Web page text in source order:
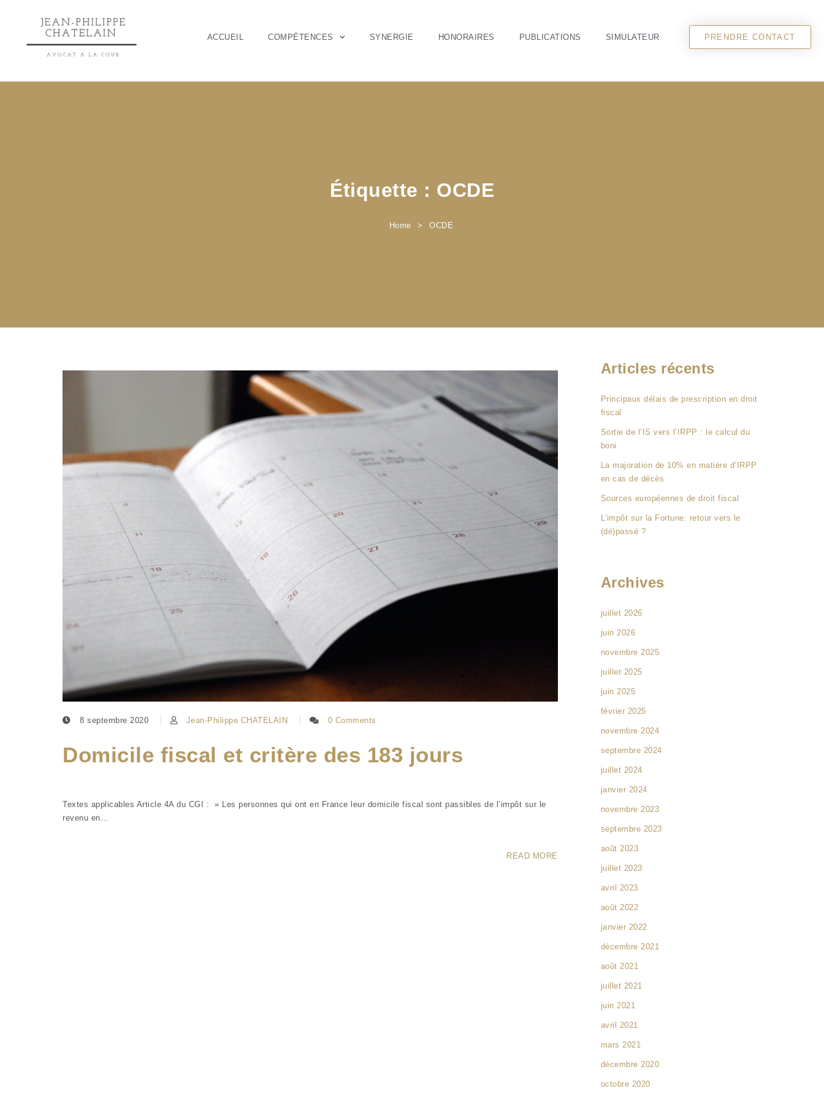
ACCUEIL COMPÉTENCES SYNERGIE HONORAIRES PUBLICATIONS SIMULATEUR PRENDRE CONTACT
Étiquette : OCDE
Home OCDE
8 septembre 2020 Jean-Philippe CHATELAIN 0 Comments
Domicile fiscal et critère des 183 jours
Textes applicables Article 4A du CGI : » Les personnes qui ont en France leur domicile fiscal sont passibles de l’impôt sur le
revenu en…
READ MORE
Articles récents
Principaux délais de prescription en droit
fiscal
Sortie de l’IS vers l’IRPP : le calcul du
boni
La majoration de 10% en matière d’IRPP
en cas de décès
Sources européennes de droit fiscal
L’impôt sur la Fortune: retour vers le
(dé)passé ?
Archives
juillet 2026
juin 2026
novembre 2025
juillet 2025
juin 2025
février 2025
novembre 2024
septembre 2024
juillet 2024
janvier 2024
novembre 2023
septembre 2023
août 2023
juillet 2023
avril 2023
août 2022
janvier 2022
décembre 2021
août 2021
juillet 2021
juin 2021
avril 2021
mars 2021
décembre 2020
octobre 2020